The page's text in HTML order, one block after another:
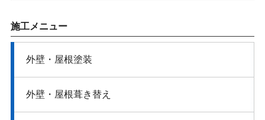
施工メニュー
外壁・屋根​塗装
外壁・屋根​葺き替え